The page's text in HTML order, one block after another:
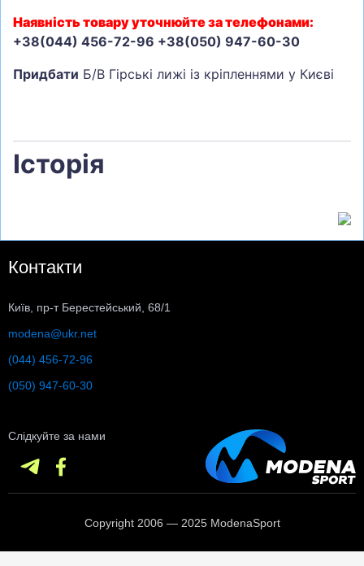
Наявність товару уточнюйте за телефонами:
+38(044) 456-72-96 +38(050) 947-60-30
Придбати Б/В Гірські лижі із кріпленнями у Києві
Історія
Контакти
Київ, пр-т Берестейський, 68/1
modena@ukr.net
(044) 456-72-96
(050) 947-60-30
Слідкуйте за нами
Copyright 2006 — 2025 ModenaSport